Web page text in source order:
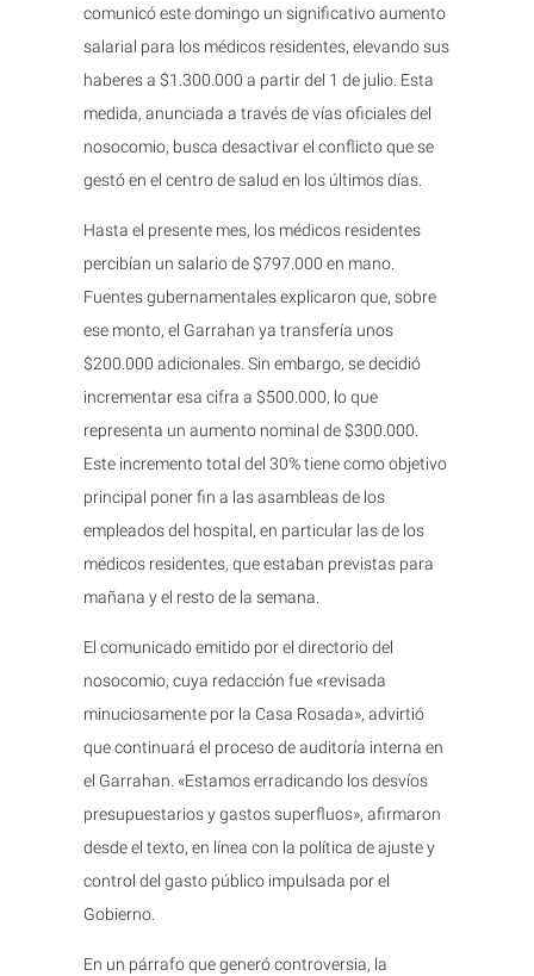
comunicó este domingo un significativo aumento
salarial para los médicos residentes, elevando sus
haberes a $1.300.000 a partir del 1 de julio. Esta
medida, anunciada a través de vías oficiales del
nosocomio, busca desactivar el conflicto que se
gestó en el centro de salud en los últimos días.
Hasta el presente mes, los médicos residentes
percibían un salario de $797.000 en mano.
Fuentes gubernamentales explicaron que, sobre
ese monto, el Garrahan ya transfería unos
$200.000 adicionales. Sin embargo, se decidió
incrementar esa cifra a $500.000, lo que
representa un aumento nominal de $300.000.
Este incremento total del 30% tiene como objetivo
principal poner fin a las asambleas de los
empleados del hospital, en particular las de los
médicos residentes, que estaban previstas para
mañana y el resto de la semana.
El comunicado emitido por el directorio del
nosocomio, cuya redacción fue «revisada
minuciosamente por la Casa Rosada», advirtió
que continuará el proceso de auditoría interna en
el Garrahan. «Estamos erradicando los desvíos
presupuestarios y gastos superfluos», afirmaron
desde el texto, en línea con la política de ajuste y
control del gasto público impulsada por el
Gobierno.
En un párrafo que generó controversia, la